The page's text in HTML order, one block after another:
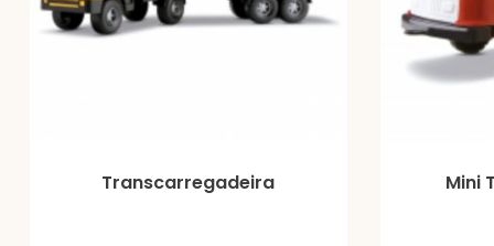
Transcarregadeira Mini